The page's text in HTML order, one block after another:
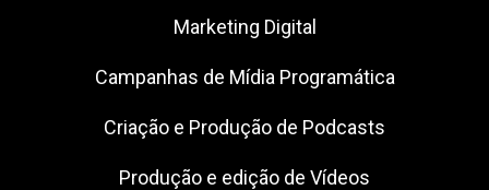
Marketing Digital
Campanhas de Mídia Programática
Criação e Produção de Podcasts
Produção e edição de Vídeos